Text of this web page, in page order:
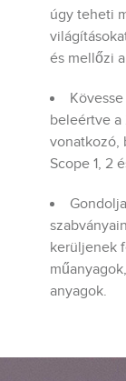
úgy teheti
és mellőzi
beleértve a
vonatkozó,
Scope 1, 2
kerüljenek
anyagok.